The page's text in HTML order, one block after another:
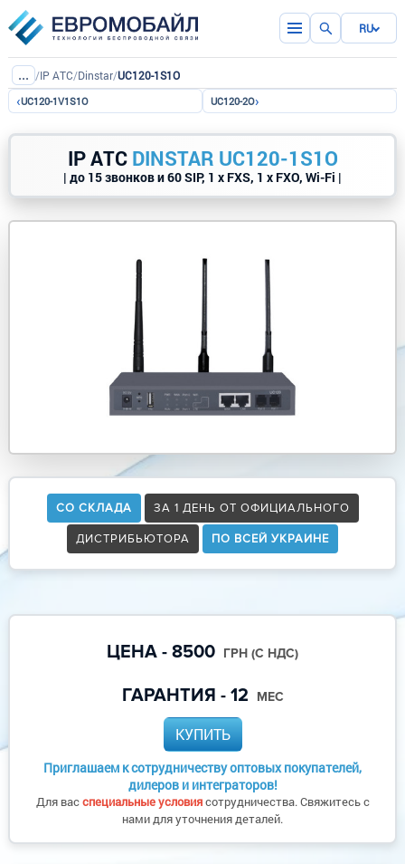
RU
... /IP ATC/Dinstar/UC120-1S1O
‹UC120-1V1S1O UC120-2O›
IP АТС DINSTAR UC120-1S1O
| до 15 звонков и 60 SIP, 1 x FXS, 1 x FXO, Wi-Fi |
СО СКЛАДА ЗА 1 ДЕНЬ ОТ ОФИЦИАЛЬНОГО
ДИСТРИБЬЮТОРА ПО ВСЕЙ УКРАИНЕ
ЦЕНА - 8500 ГРН (С НДС)
ГАРАНТИЯ - 12 МЕС
КУПИТЬ
Приглашаем к сотрудничеству оптовых покупателей,
дилеров и интеграторов!
Для васспециальные условиясотрудничества. Свяжитесь с
нами для уточнения деталей.